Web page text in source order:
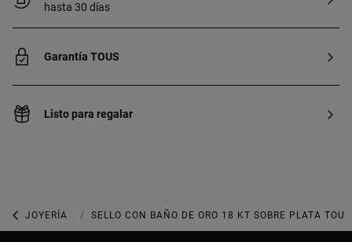
hasta 30 días
Garantía TOUS
Listo para regalar
JOYERÍA JOYAS BAÑADAS EN ORO
SELLO CON BAÑO DE ORO 18 KT SOBRE PLATA